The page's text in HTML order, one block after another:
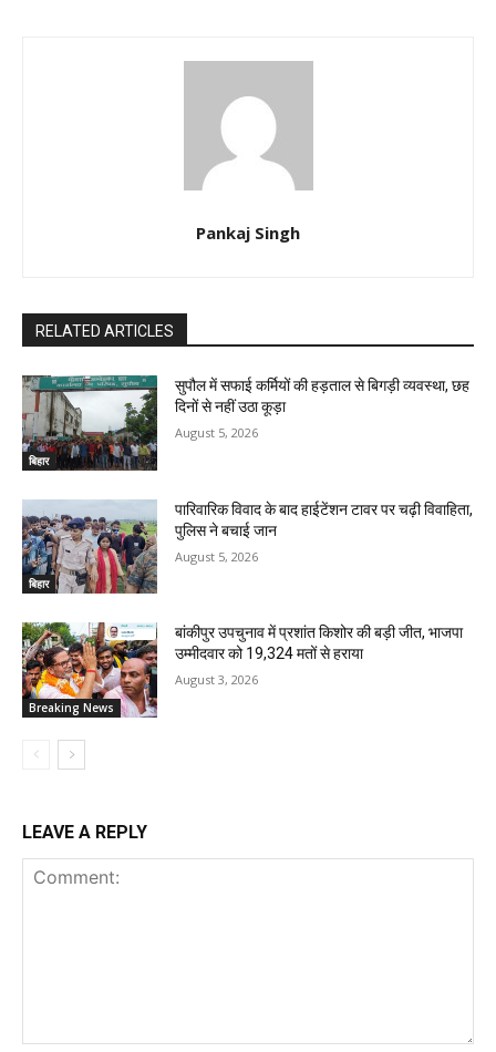
Pankaj Singh
RELATED ARTICLES
बिहार
सुपौल में सफाई कर्मियों की हड़ताल से बिगड़ी व्यवस्था, छह
दिनों से नहीं उठा कूड़ा
August 5, 2026
बिहार
पारिवारिक विवाद के बाद हाईटेंशन टावर पर चढ़ी विवाहिता,
पुलिस ने बचाई जान
August 5, 2026
Breaking News
बांकीपुर उपचुनाव में प्रशांत किशोर की बड़ी जीत, भाजपा
उम्मीदवार को 19,324 मतों से हराया
August 3, 2026
LEAVE A REPLY